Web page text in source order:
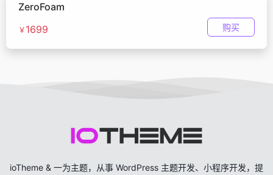
ZeroFoam
￥ 1699 购买
ioTheme & 一为主题，从事 WordPress 主题开发、小程序开发，提